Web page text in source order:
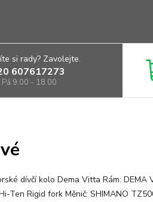
si rady? Zavolejte.
607617273
Pá 9.00 - 18.00
dívčí kolo Dema Vitta Rám:
Ten Rigid fork Měnič: SHIMANO